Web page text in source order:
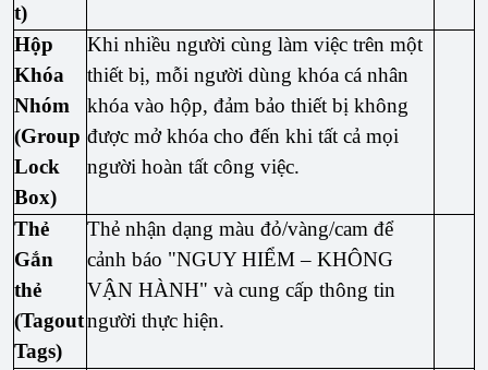
t)
Hộp
Khóa
Nhóm
(Group
Lock
Box)
Khi nhiều người cùng làm việc trên một
thiết bị, mỗi người dùng khóa cá nhân
khóa vào hộp, đảm bảo thiết bị không
được mở khóa cho đến khi tất cả mọi
người hoàn tất công việc.
Thẻ
Gắn
thẻ
(Tagout
Tags)
Thẻ nhận dạng màu đỏ/vàng/cam để
cảnh báo "NGUY HIỂM – KHÔNG
VẬN HÀNH" và cung cấp thông tin
người thực hiện.